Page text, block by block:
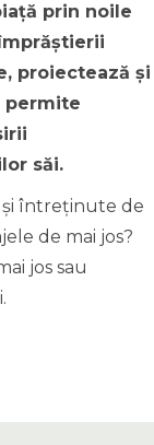
prin noile
proiectează și
permite
săi.
și întreținute de
de mai jos?
jos sau